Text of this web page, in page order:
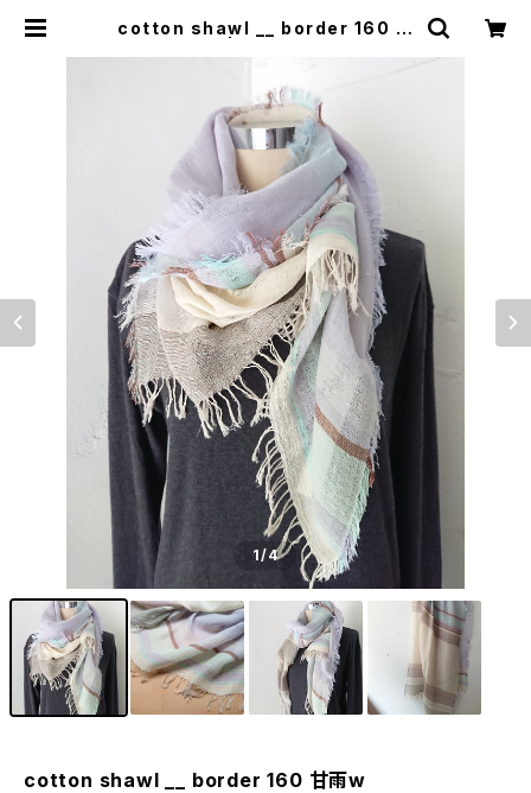
cotton shawl __ border 160 甘
1/4
cotton shawl __ border 160 甘雨w